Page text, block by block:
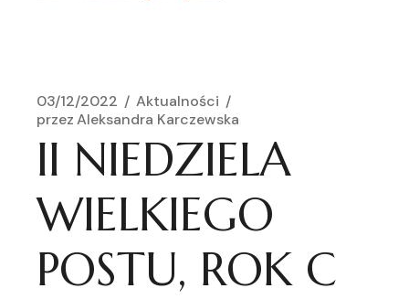
03/12/2022
Aktualności
przez Aleksandra Karczewska
II NIEDZIELA
WIELKIEGO
POSTU, ROK C